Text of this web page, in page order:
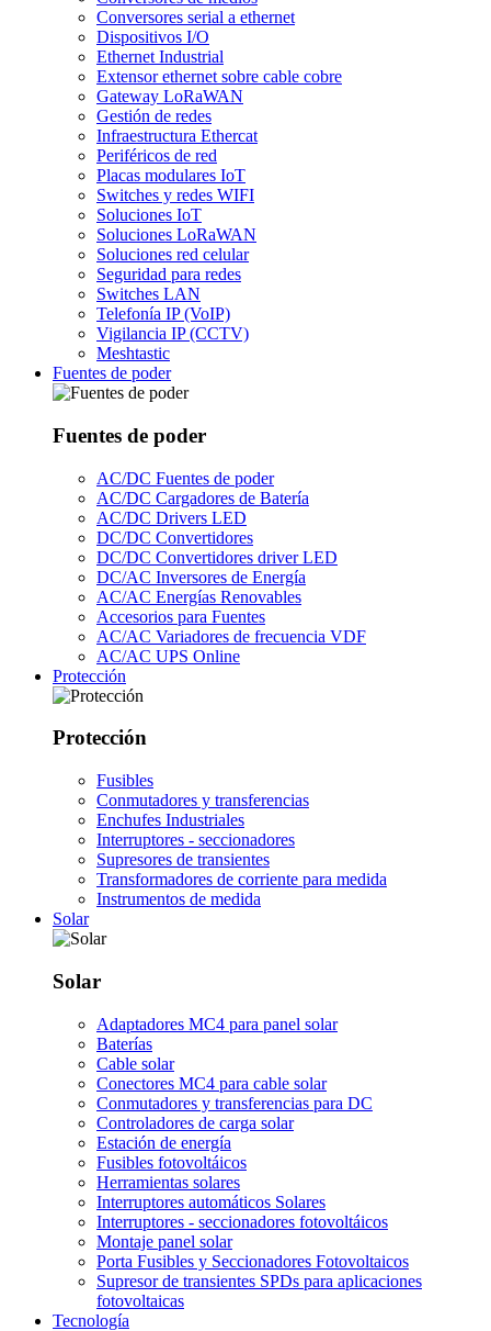
Conversores serial a ethernet
Dispositivos I/O
Ethernet Industrial
Extensor ethernet sobre cable cobre
Gateway LoRaWAN
Gestión de redes
Infraestructura Ethercat
Periféricos de red
Placas modulares IoT
Switches y redes WIFI
Soluciones IoT
Soluciones LoRaWAN
Soluciones red celular
Seguridad para redes
Switches LAN
Telefonía IP (VoIP)
Vigilancia IP (CCTV)
Meshtastic
Fuentes de poder
Fuentes de poder
AC/DC Fuentes de poder
AC/DC Cargadores de Batería
AC/DC Drivers LED
DC/DC Convertidores
DC/DC Convertidores driver LED
DC/AC Inversores de Energía
AC/AC Energías Renovables
Accesorios para Fuentes
AC/AC Variadores de frecuencia VDF
AC/AC UPS Online
Protección
Protección
Fusibles
Conmutadores y transferencias
Enchufes Industriales
Interruptores - seccionadores
Supresores de transientes
Transformadores de corriente para medida
Instrumentos de medida
Solar
Solar
Adaptadores MC4 para panel solar
Baterías
Cable solar
Conectores MC4 para cable solar
Conmutadores y transferencias para DC
Controladores de carga solar
Estación de energía
Fusibles fotovoltáicos
Herramientas solares
Interruptores automáticos Solares
Interruptores - seccionadores fotovoltáicos
Montaje panel solar
Porta Fusibles y Seccionadores Fotovoltaicos
Supresor de transientes SPDs para aplicaciones
fotovoltaicas
Tecnología